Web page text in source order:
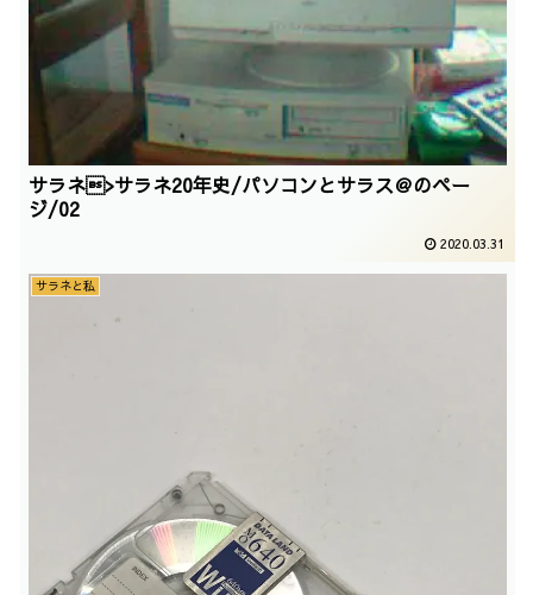
サラネ>サラネ20年史/パソコンとサラス＠のペー
ジ/02
2020.03.31
サラネと私